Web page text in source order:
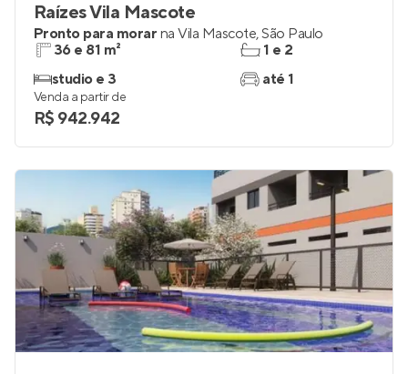
Raízes Vila Mascote
Pronto para morar na Vila Mascote,São Paulo
36 e 81 m²
studio e 3
1 e 2
até 1
Venda a partir de
R$ 942.942